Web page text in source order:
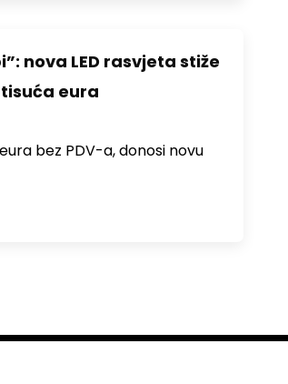
nova LED rasvjeta stiže
eura
bez PDV-a, donosi novu